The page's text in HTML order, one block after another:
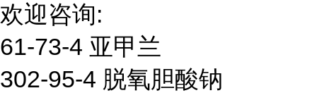
欢迎咨询:
61-73-4 亚甲兰
302-95-4 脱氧胆酸钠